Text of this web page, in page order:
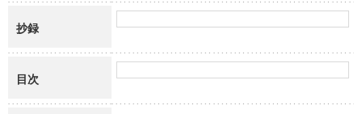
抄録
目次